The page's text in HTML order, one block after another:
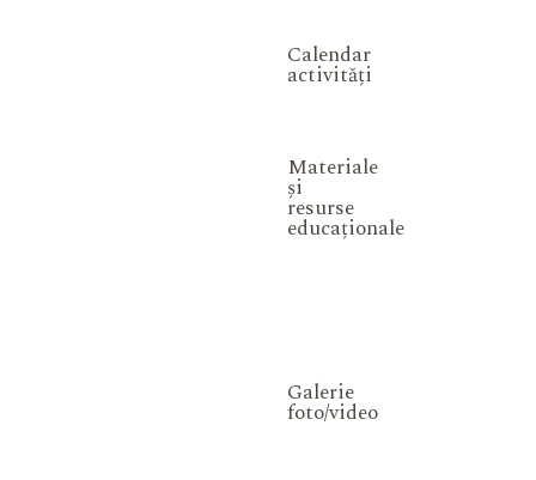
Calendar
activități
Materiale
și
resurse
educaționale
Galerie
foto/video